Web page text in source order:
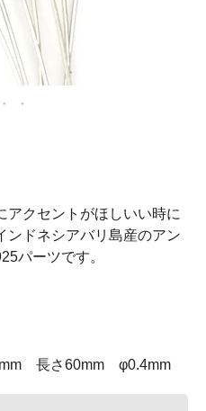
アクセントがほしいい時に
ンドネシアバリ島産のアン
パーツです。
長さ60mm φ0.4mm